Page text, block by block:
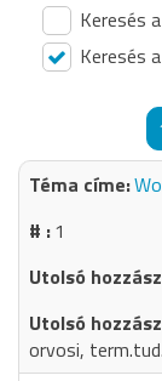
Keresés
Keresés
1
orvosi,